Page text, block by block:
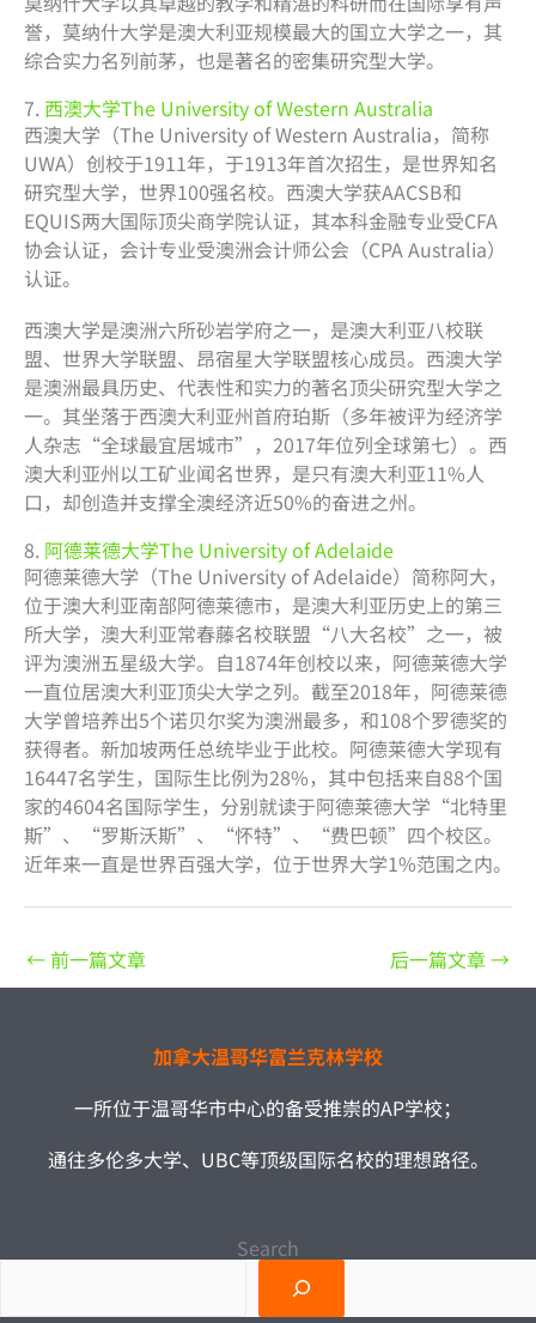
誉，莫纳什大学是澳大利亚规模最大的国立大学之一，其
综合实力名列前茅，也是著名的密集研究型大学。
7. 西澳大学The University of Western Australia
西澳大学（The University of Western Australia，简称
UWA）创校于1911年，于1913年首次招生，是世界知名
研究型大学，世界100强名校。西澳大学获AACSB和
EQUIS两大国际顶尖商学院认证，其本科金融专业受CFA
协会认证，会计专业受澳洲会计师公会（CPA Australia）
认证。
西澳大学是澳洲六所砂岩学府之一，是澳大利亚八校联
盟、世界大学联盟、昂宿星大学联盟核心成员。西澳大学
是澳洲最具历史、代表性和实力的著名顶尖研究型大学之
一。其坐落于西澳大利亚州首府珀斯（多年被评为经济学
人杂志“全球最宜居城市”，2017年位列全球第七）。西
澳大利亚州以工矿业闻名世界，是只有澳大利亚11%人
口，却创造并支撑全澳经济近50%的奋进之州。
8. 阿德莱德大学The University of Adelaide
阿德莱德大学（The University of Adelaide）简称阿大，
位于澳大利亚南部阿德莱德市，是澳大利亚历史上的第三
所大学，澳大利亚常春藤名校联盟“八大名校”之一，被
评为澳洲五星级大学。自1874年创校以来，阿德莱德大学
一直位居澳大利亚顶尖大学之列。截至2018年，阿德莱德
大学曾培养出5个诺贝尔奖为澳洲最多，和108个罗德奖的
获得者。新加坡两任总统毕业于此校。阿德莱德大学现有
16447名学生，国际生比例为28%，其中包括来自88个国
家的4604名国际学生，分别就读于阿德莱德大学“北特里
斯”、“罗斯沃斯”、“怀特”、“费巴顿”四个校区。
近年来一直是世界百强大学，位于世界大学1%范围之内。
←前一篇文章 后一篇文章→
加拿大温哥华富兰克林学校
一所位于温哥华市中心的备受推崇的AP学校；
通往多伦多大学、UBC等顶级国际名校的理想路径。
Search